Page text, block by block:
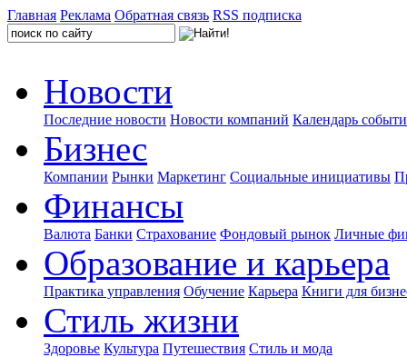
Главная Реклама Обратная связь RSS подписка
Новости
Последние новости Новости компаний Календарь
Бизнес
Компании Рынки Маркетинг Социальные инициативы
Финансы
Валюта Банки Страхование Фондовый рынок Личные
Образование и карьера
Практика управления Обучение Карьера Книги для
Стиль жизни
Здоровье Культура Путешествия Стиль и мода